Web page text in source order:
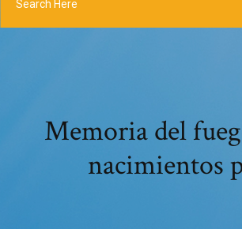
Memoria del
nacimientos